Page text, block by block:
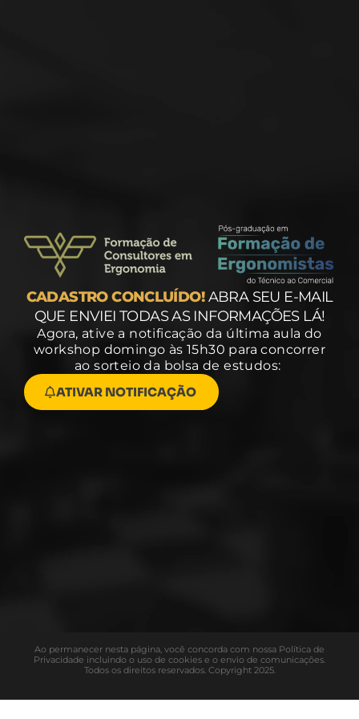
CADASTRO CONCLUÍDO!ABRA SEU E-MAIL
QUE ENVIEI TODAS AS INFORMAÇÕES LÁ!
Agora, ative a notificação da última aula do
workshop domingo às 15h30 para concorrer
ao sorteio da bolsa de estudos:
ATIVAR NOTIFICAÇÃO
Ao permanecer nesta página, você concorda com nossa Política de
Privacidade incluindo o uso de cookies e o envio de comunicações.
Todos os direitos reservados. Copyright 2025.